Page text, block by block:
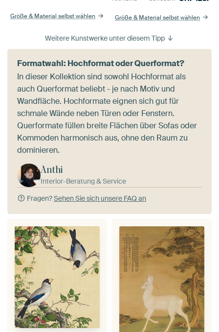
Größe & Material selbst wählen Größe & Material selbst wählen
Weitere Kunstwerke unter diesem Tipp
Formatwahl: Hochformat oder Querformat?
In dieser Kollektion sind sowohl Hochformat als
auch Querformat beliebt - je nach Motiv und
Wandfläche. Hochformate eignen sich gut für
schmale Wände neben Türen oder Fenstern.
Querformate füllen breite Flächen über Sofas oder
Kommoden harmonisch aus, ohne den Raum zu
dominieren.
Anthi
Interior-Beratung & Service
Fragen?Sehen Sie sich unsere FAQ an